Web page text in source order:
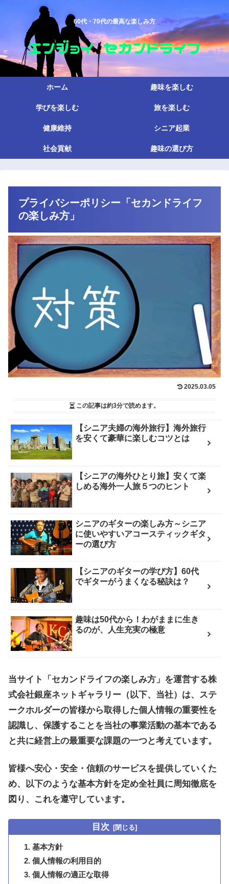
60代・70代の最高な楽しみ方
ホーム 趣味を楽しむ
学びを楽しむ 旅を楽しむ
健康維持 シニア起業
社会貢献 趣味の選び方
プライバシーポリシー「セカンドライフ
の楽しみ方」
2025.03.05
この記事は約3分で読めます。
【シニア夫婦の海外旅行】海外旅行
を安くて豪華に楽しむコツとは
【シニアの海外ひとり旅】安くて楽
しめる海外一人旅５つのヒント
シニアのギターの楽しみ方～シニア
に使いやすいアコースティックギタ
ーの選び方
【シニアのギターの学び方】60代
でギターがうまくなる秘訣は？
趣味は50代から！わがままに生き
るのが、人生充実の極意
当サイト「セカンドライフの楽しみ方」を運営する株
式会社銀座ネットギャラリー （以下、当社）は、ステ
ークホルダーの皆様から取得した個人情報の重要性を
認識し、保護することを当社の事業活動の基本である
と共に経営上の最重要な課題の一つと考えています。
皆様へ安心・安全・信頼のサービスを提供していくた
め、以下のような基本方針を定め全社員に周知徹底を
図り、これを遵守しています。
目次
基本方針
個人情報の利用目的
個人情報の適正な取得